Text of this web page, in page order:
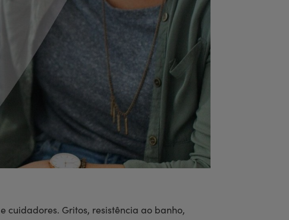
cuidadores. Gritos, resistência ao banho,